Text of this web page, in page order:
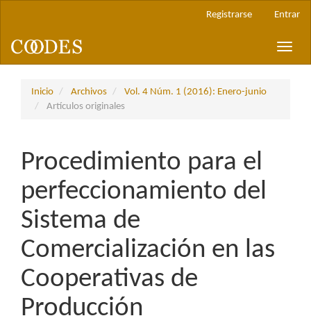
principal
Barra
Registrarse Entrar
Toggle
Inicio Archivos
Vol. 4 Núm. 1 (2016): Enero-junio
Artículos originales
Procedimiento para el
perfeccionamiento del
Sistema de
Comercialización en las
Cooperativas de
Producción